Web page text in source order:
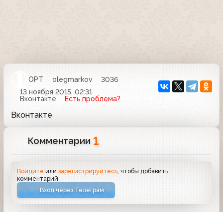
ОРТ olegmarkov
3036
13 ноября 2015, 02:31
Вконтакте
Есть проблема?
Вконтакте
Комментарии 1
Войдите илизарегистрируйтесь , чтобы добавить
комментарий
Вход через Телеграм